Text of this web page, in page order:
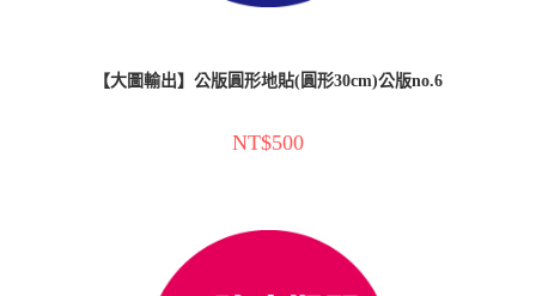
【大圖輸出】公版圓形地貼(圓形30cm)公版no.6
NT$500